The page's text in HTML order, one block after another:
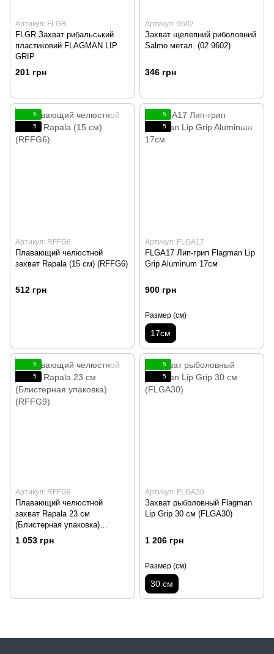
Артикул: FLGR
FLGR Захват рибальський
пластиковий FLAGMAN LIP
GRIP
201 грн
Артикул: 9602
Захват щелепний риболовний
Salmo метал. (02 9602)
346 грн
5
5
Артикул: RFFG6
Плавающий челюстной
захват Rapala (15 см) (RFFG6)
512 грн
5
5
Артикул: FLGA17
FLGA17 Лип-грип Flagman Lip
Grip Aluminum 17см
900 грн
Размер (см)
17см
5
5
Артикул: RFFG9
Плавающий челюстной
захват Rapala 23 см
(Блистерная упаковка)
(RFFG9)
1 053 грн
5
5
Артикул: FLGA30
Захват рыболовный Flagman
Lip Grip 30 см (FLGA30)
1 206 грн
Размер (см)
30 см